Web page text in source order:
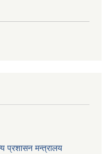
प्रशासन मन्त्रालय